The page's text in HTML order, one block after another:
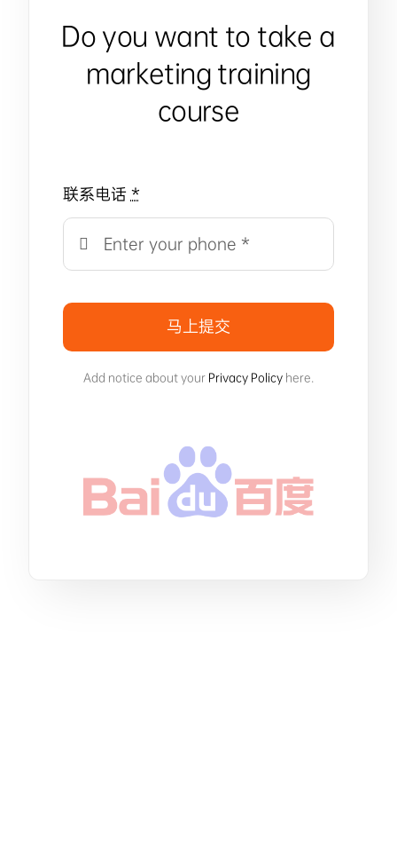
Do you want to take a
marketing training
course
联系电话*
马上提交
Add notice about your Privacy Policy here.